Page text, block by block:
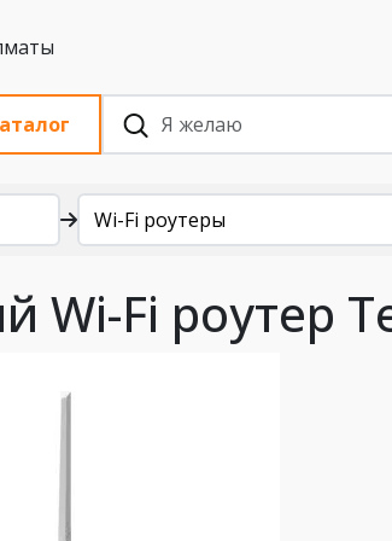
НДС, Алматы
Wi-Fi роутеры
Wi-Fi роутер